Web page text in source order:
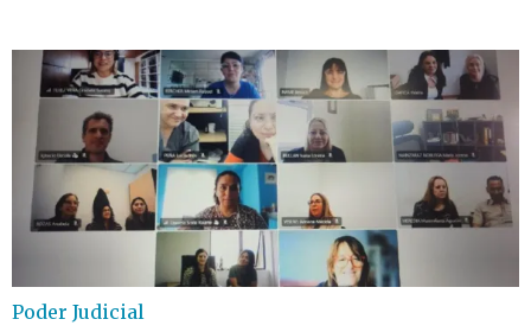
Poder Judicial